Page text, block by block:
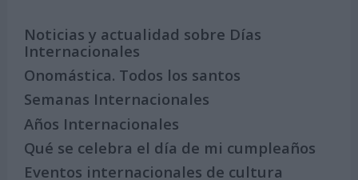
Noticias y actualidad sobre Días
Internacionales
Onomástica. Todos los santos
Semanas Internacionales
Años Internacionales
Qué se celebra el día de mi cumpleaños
Eventos internacionales de cultura